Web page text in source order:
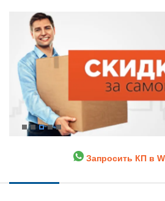
продукции
Запросить КП в